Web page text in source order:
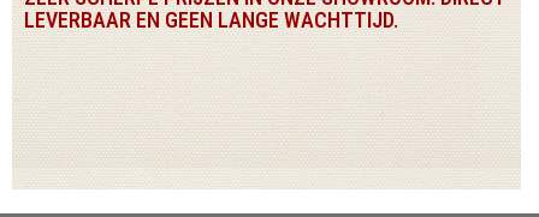
LEVERBAAR EN GEEN LANGE WACHTTIJD.